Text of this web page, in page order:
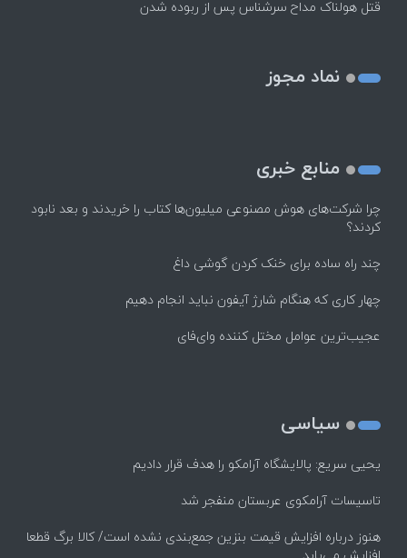
قتل هولناک مداح سرشناس پس از ربوده شدن
نماد مجوز
منابع خبری
چرا شرکت‌های هوش مصنوعی میلیون‌ها کتاب را خریدند و بعد نابود
کردند؟
چند راه‌ ساده برای خنک کردن گوشی داغ
چهار کاری که هنگام شارژ آیفون نباید انجام دهیم
عجیب‌ترین عوامل مختل کننده وای‌فای
سیاسی
یحیی سریع: پالایشگاه آرامکو را هدف قرار دادیم
تاسیسات آرامکوی عربستان منفجر شد
هنوز درباره افزایش قیمت بنزین جمع‌بندی نشده است/ کالا برگ قطعا